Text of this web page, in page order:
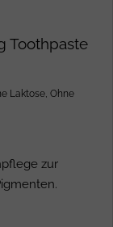
Toothpaste
Laktose Ohne
zur